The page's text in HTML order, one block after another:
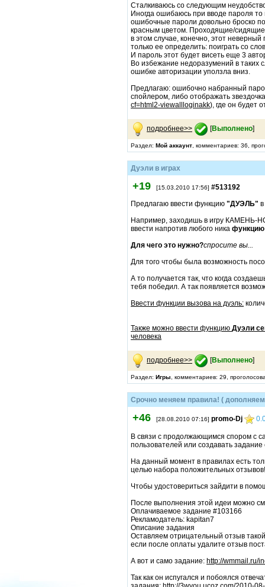
Сталкиваюсь со следующим
Иногда ошибаюсь при вводе пароля
ошибочные пароли довольно броско
красным цветом. Проходящие/
в этом случае, конечно, этот
только ее определить: поиграть со
И пароль этот будет висеть еще 3
Во избежание недоразумений в таких
ошибке авторизации уползла вниз.
Предлагаю: ошибочно набранный
спойлером, либо отображать
cf=html2-viewallloginakk), где он будет
подробнее>> [Выполнено]
Раздел: Мой аккаунт , комментариев: 36,
Дуэли в играх
+19 [15.03.2010 17:56] #513192
Предлагаю ввести функцию "ДУЭЛЬ"
Например, заходишь в игру КАМЕНЬ-
ввести напротив любого ника функцию
Для чего это нужно?спросите вы...
Для того чтобы была возможность
А то получается так, что когда
тебя победил. А так появляется
Ввести функции вызова на дуэль:
Также можно ввести функцию Дуэли
человека
подробнее>> [Выполнено]
Раздел: Игры , комментариев: 29,
Срочно меняем правила! (
+46 [28.08.2010 07:16] promo-Dj
В связи с продолжающимся спором с
пользователей или создавать
На данный момент в правилах есть
целью набора положительных отзывов!
Чтобы удостовериться зайдити в
После выполнения этой идеи можно
Оплачиваемое задание #103166
Рекламодатель: kapitan7
Описание задания
Оставляем отрицательный отзыв
если после оплаты удалите отзыв
А вот и само задание: http://wmmail.ru/
Так как он испугался и побоялся